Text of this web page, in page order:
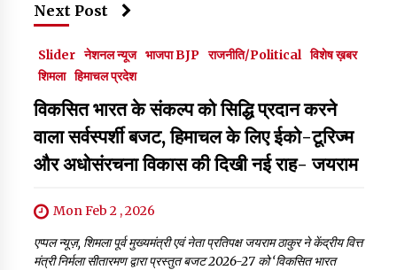
Next Post
Slider नेशनल न्यूज भाजपा BJP राजनीति/Political विशेष ख़बर
शिमला हिमाचल प्रदेश
विकसित भारत के संकल्प को सिद्धि प्रदान करने
वाला सर्वस्पर्शी बजट, हिमाचल के लिए ईको-टूरिज्म
और अधोसंरचना विकास की दिखी नई राह- जयराम
Mon Feb 2 , 2026
एप्पल न्यूज़, शिमला ​पूर्व मुख्यमंत्री एवं नेता प्रतिपक्ष जयराम ठाकुर ने केंद्रीय वित्त
मंत्री निर्मला सीतारमण द्वारा प्रस्तुत बजट 2026-27 को ‘विकसित भारत